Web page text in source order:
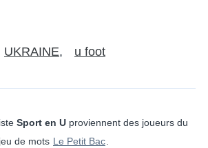
UKRAINE u foot
Sport en U proviennent des joueurs du
jeu de mots Le Petit Bac